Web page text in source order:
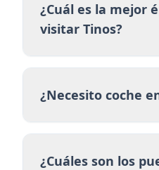
¿Cuál es la mejor
visitar Tinos?
¿Necesito coche
¿Cuáles son los